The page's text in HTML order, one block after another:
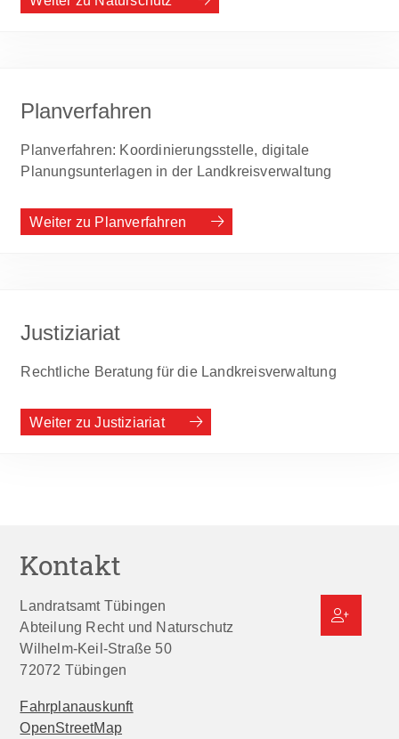
Planverfahren
Planverfahren: Koordinierungsstelle, digitale
Planungsunterlagen in der Landkreisverwaltung
Weiter zu Planverfahren
Justiziariat
Rechtliche Beratung für die Landkreisverwaltung
Weiter zu Justiziariat
Kontakt
Landratsamt Tübingen
Abteilung Recht und Naturschutz
Wilhelm-Keil-Straße 50
72072 Tübingen
Fahrplanauskunft
OpenStreetMap